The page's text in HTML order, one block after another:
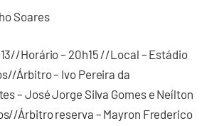
Soares
Horário – 20h15 //Local – Estádio
Árbitro – Ivo Pereira da
– José Jorge Silva Gomes e Neílton
Árbitro reserva – Mayron Frederico